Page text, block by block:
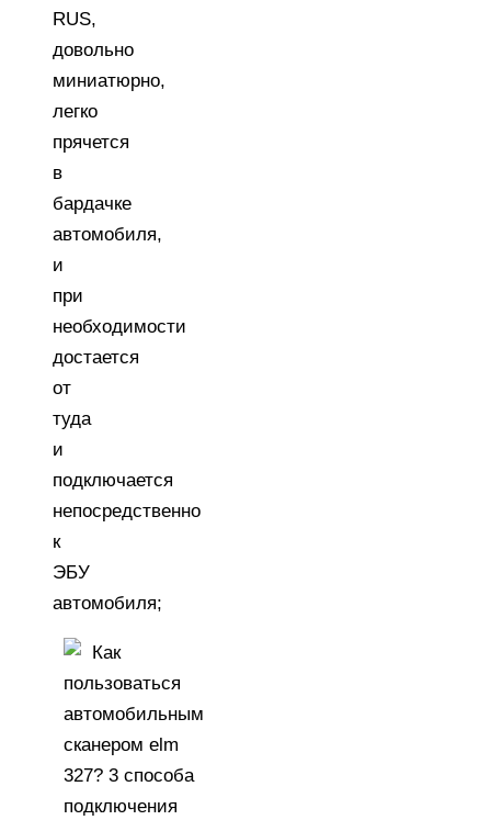
RUS,
довольно
миниатюрно,
легко
прячется
в
бардачке
автомобиля,
и
при
необходимости
достается
от
туда
и
подключается
непосредственно
к
ЭБУ
автомобиля;